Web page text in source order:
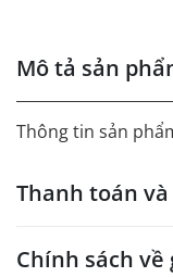
Mô tả sản
Thông tin sản
Thanh toán
Chính sách về